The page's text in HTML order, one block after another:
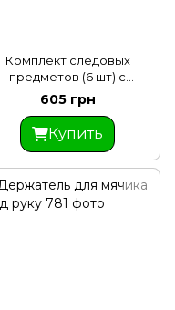
Комплект следовых
предметов (6 шт) с
холдером-держателем
605 грн
Купить